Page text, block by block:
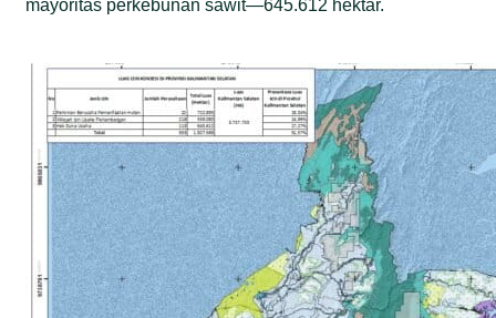
mayoritas perkebunan sawit—645.612 hektar.